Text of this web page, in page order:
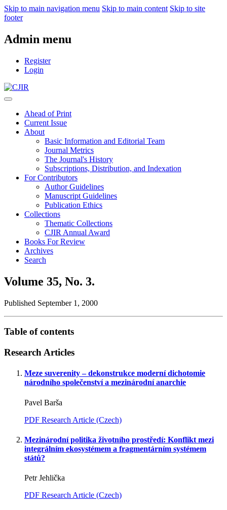
Skip to main navigation menu Skip to main content Skip to site
footer
Admin menu
Register
Login
Ahead of Print
Current Issue
About
Basic Information and Editorial Team
Journal Metrics
The Journal's History
Subscriptions, Distribution, and Indexation
For Contributors
Author Guidelines
Manuscript Guidelines
Publication Ethics
Collections
Thematic Collections
CJIR Annual Award
Books For Review
Archives
Search
Volume 35, No. 3.
Published September 1, 2000
Table of contents
Research Articles
Meze suverenity – dekonstrukce moderní dichotomie
národního společenství a mezinárodní anarchie
Pavel Barša
PDF Research Article (Czech)
Mezinárodní politika životního prostředí: Konflikt mezi
integrálním ekosystémem a fragmentárním systémem
států?
Petr Jehlička
PDF Research Article (Czech)